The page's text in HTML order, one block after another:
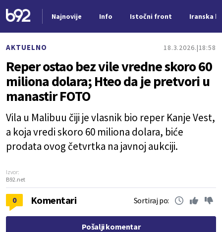
Najnovije Info Istočni front Iranska
AKTUELNO 18.3.2026. 18:58
Reper ostao bez vile vredne skoro 60
miliona dolara; Hteo da je pretvori u
manastir FOTO
Vila u Malibuu čiji je vlasnik bio reper Kanje Vest,
a koja vredi skoro 60 miliona dolara, biće
prodata ovog četvrtka na javnoj aukciji.
Izvor:
B92.net
0 Komentari Sortiraj po:
Pošalji komentar